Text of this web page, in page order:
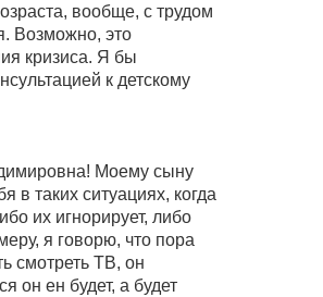
вообще, с трудом
Возможно, это
кризиса. Я бы
к детскому
Моему сыну
в таких ситуациях, когда
их игнорирует, либо
я говорю, что пора
смотреть ТВ, он
он ен будет, а будет